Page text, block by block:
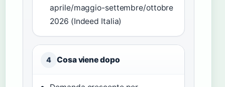
aprile/maggio-settembre/ottobre
2026 (Indeed Italia)
4 Cosa viene dopo